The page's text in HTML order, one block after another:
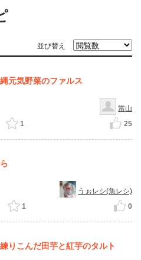
並び替え
元気野菜のファルス
當山
1 25
うぉレシ(魚レシ)
1 0
りこんだ田芋と紅芋のタルト